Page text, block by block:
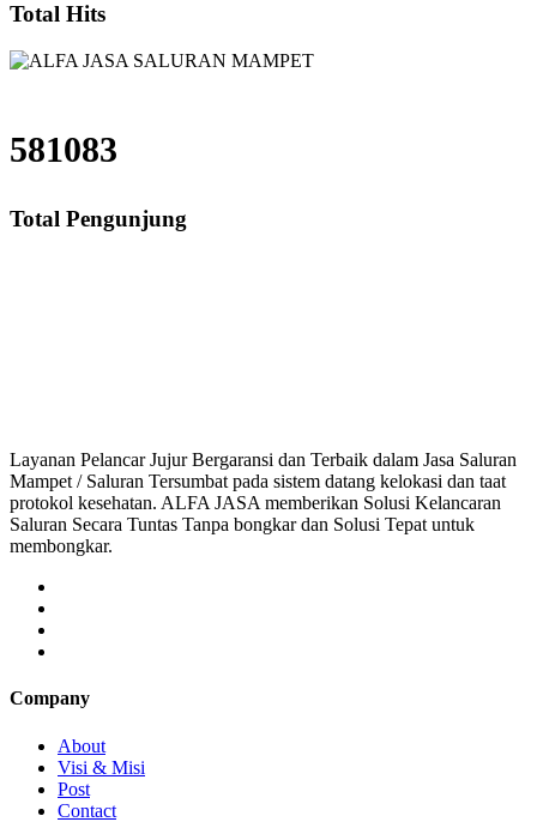
Total Hits
581083
Total Pengunjung
Layanan Pelancar Jujur Bergaransi dan Terbaik dalam Jasa Saluran
Mampet / Saluran Tersumbat pada sistem datang kelokasi dan taat
protokol kesehatan. ALFA JASA memberikan Solusi Kelancaran
Saluran Secara Tuntas Tanpa bongkar dan Solusi Tepat untuk
membongkar.
Company
About
Visi & Misi
Post
Contact